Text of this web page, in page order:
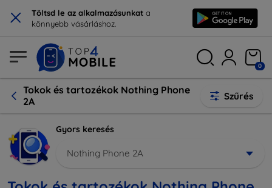
× Töltsd le az alkalmazásunkat a
könnyebb vásárláshoz.
0
Tokok és tartozékok Nothing Phone
2A
Szűrés
Gyors keresés
Nothing Phone 2A